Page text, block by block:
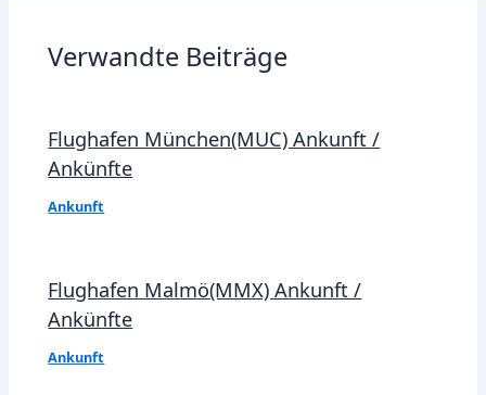
Verwandte Beiträge
Flughafen München(MUC) Ankunft /
Ankünfte
Ankunft
Flughafen Malmö(MMX) Ankunft /
Ankünfte
Ankunft